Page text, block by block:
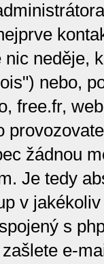
neděje,
nebo,
free.fr,
žádnou
Je tedy
v
s
e-